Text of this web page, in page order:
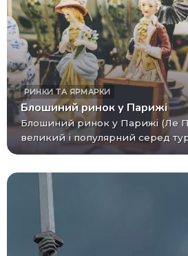
РИНКИ ТА ЯРМАРКИ
Блошиний ринок у Парижі
Блошиний ринок у Парижі (Ле Пюс де Сент-Уан) –
великий і популярний серед